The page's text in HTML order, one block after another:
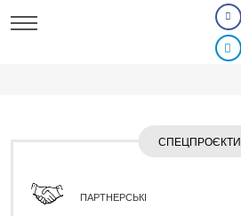
СПЕЦПРОЄКТИ
ПАРТНЕРСЬКІ